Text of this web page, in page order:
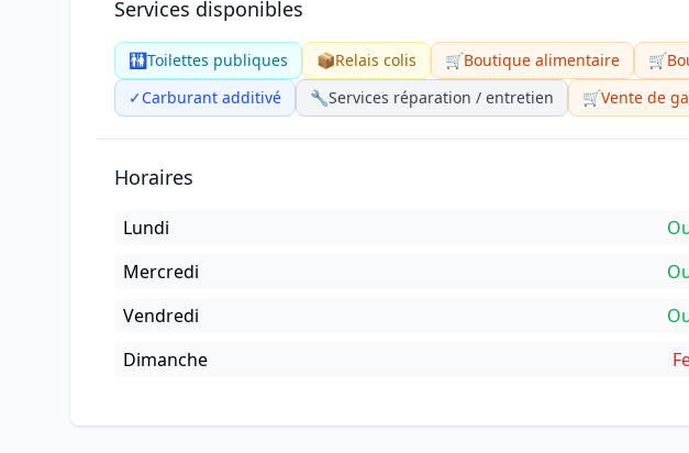
Services disponibles
🚻Toilettes publiques 📦Relais colis 🛒Boutique alimentaire 🛒
✓Carburant additivé 🔧Services réparation / entretien 🛒Vente de
Horaires
Lundi
Mercredi
Vendredi
Dimanche